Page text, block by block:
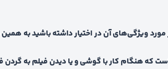
مورد ویژگی‌های آن در اختیار داشته باشید به
که هنگام کار با گوشی و یا دیدن فیلم به گردن